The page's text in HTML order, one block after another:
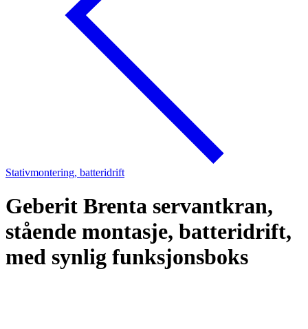
Stativmontering, batteridrift
Geberit Brenta servantkran,
stående montasje, batteridrift,
med synlig funksjonsboks